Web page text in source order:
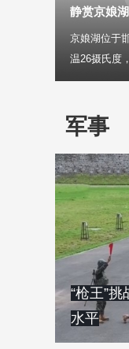
静赏京娘湖
京娘湖位于
温26摄氏度
军事
“枪王”
水平